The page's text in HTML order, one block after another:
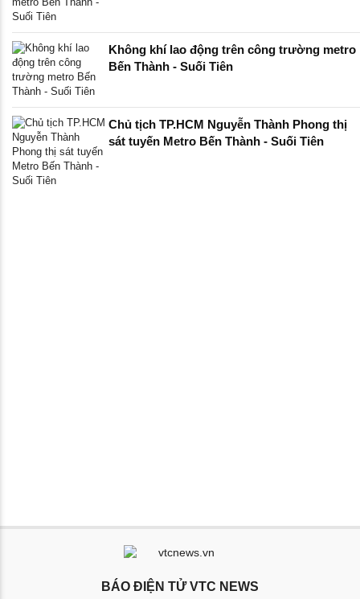
Không khí lao động trên công trường metro
Bến Thành - Suối Tiên
Chủ tịch TP.HCM Nguyễn Thành Phong thị
sát tuyến Metro Bến Thành - Suối Tiên
BÁO ĐIỆN TỬ VTC NEWS